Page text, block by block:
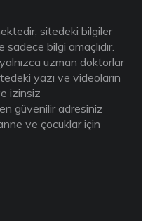
sitedeki bilgiler
bilgi amaçlıdır.
uzman doktorlar
yazı ve videoların
izinsiz
güvenilir adresiniz
ve çocuklar için